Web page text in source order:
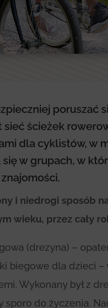
poruszać
sieć ścieżek
dla cyklistów, w
się w grupach, w
i niedrogi sposób
wieku, przez cały
(drezyna) –
biegowe dla dzieci
Wykonany był z
sporo do życzenia.